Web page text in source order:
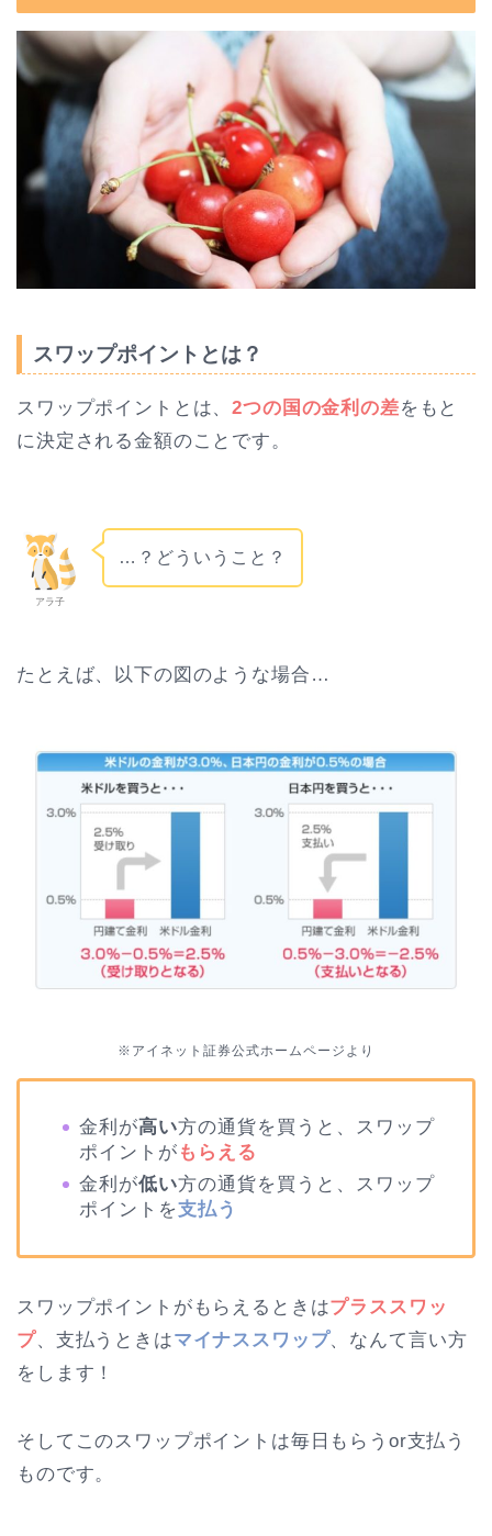
スワップポイントとは？
スワップポイントとは、2つの国の金利の差をもと
に決定される金額のことです。
アラ子
…？どういうこと？
たとえば、以下の図のような場合…
※アイネット証券公式ホームページより
金利が高い方の通貨を買うと、スワップ
ポイントが もらえる
金利が低い方の通貨を買うと、スワップ
ポイントを支払う
スワップポイントがもらえるときはプラススワッ
プ、支払うときはマイナススワップ、なんて言い方
をします！
そしてこのスワップポイントは毎日もらうor支払う
ものです。